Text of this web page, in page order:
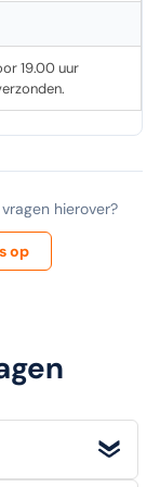
19.00 uur
hierover?
op